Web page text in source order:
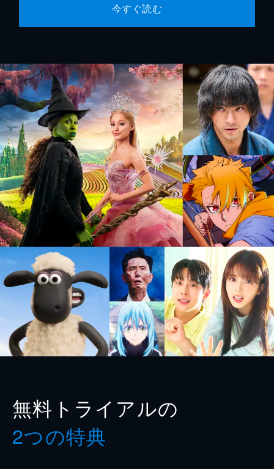
今すぐ読む
無料トライアルの
2つの特典